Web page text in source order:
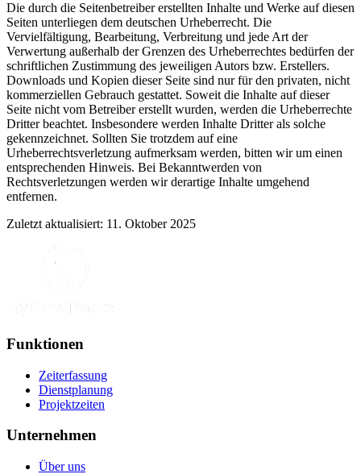
Die durch die Seitenbetreiber erstellten Inhalte und Werke auf diesen
Seiten unterliegen dem deutschen Urheberrecht. Die
Vervielfältigung, Bearbeitung, Verbreitung und jede Art der
Verwertung außerhalb der Grenzen des Urheberrechtes bedürfen der
schriftlichen Zustimmung des jeweiligen Autors bzw. Erstellers.
Downloads und Kopien dieser Seite sind nur für den privaten, nicht
kommerziellen Gebrauch gestattet. Soweit die Inhalte auf dieser
Seite nicht vom Betreiber erstellt wurden, werden die Urheberrechte
Dritter beachtet. Insbesondere werden Inhalte Dritter als solche
gekennzeichnet. Sollten Sie trotzdem auf eine
Urheberrechtsverletzung aufmerksam werden, bitten wir um einen
entsprechenden Hinweis. Bei Bekanntwerden von
Rechtsverletzungen werden wir derartige Inhalte umgehend
entfernen.
Zuletzt aktualisiert: 11. Oktober 2025
Funktionen
Zeiterfassung
Dienstplanung
Projektzeiten
Unternehmen
Über uns